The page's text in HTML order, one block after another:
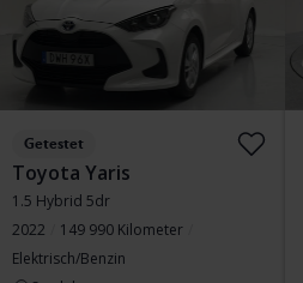
Getestet
Toyota Yaris
1.5 Hybrid 5dr
2022
149 990 Kilometer
Elektrisch/Benzin